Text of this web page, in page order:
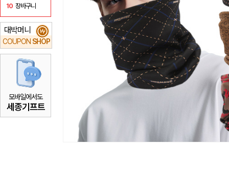
10 장바구니
대박머니
COUPON SHOP
₩
모바일에서도
세종기프트